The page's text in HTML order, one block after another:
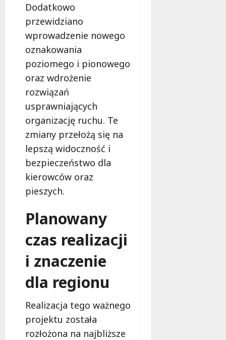
Dodatkowo
przewidziano
wprowadzenie nowego
oznakowania
poziomego i pionowego
oraz wdrożenie
rozwiązań
usprawniających
organizację ruchu. Te
zmiany przełożą się na
lepszą widoczność i
bezpieczeństwo dla
kierowców oraz
pieszych.
Planowany
czas realizacji
i znaczenie
dla regionu
Realizacja tego ważnego
projektu została
rozłożona na najbliższe